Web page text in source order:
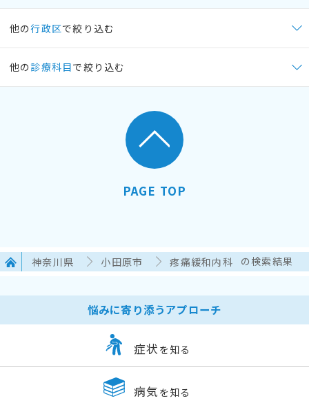
他の行政区で絞り込む
他の 診療科目で絞り込む
PAGE TOP
神奈川県 小田原市 疼痛緩和内科 の検索結果
悩みに寄り添うアプローチ
症状 を知る
病気 を知る